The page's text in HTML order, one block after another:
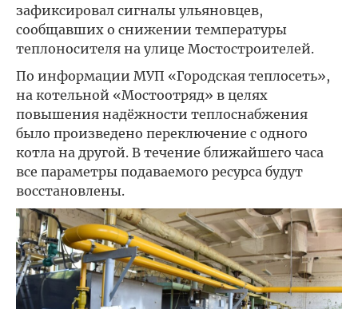
зафиксировал сигналы ульяновцев,
сообщавших о снижении температуры
теплоносителя на улице Мостостроителей.
По информации МУП «Городская теплосеть»,
на котельной «Мостоотряд» в целях
повышения надёжности теплоснабжения
было произведено переключение с одного
котла на другой. В течение ближайшего часа
все параметры подаваемого ресурса будут
восстановлены.